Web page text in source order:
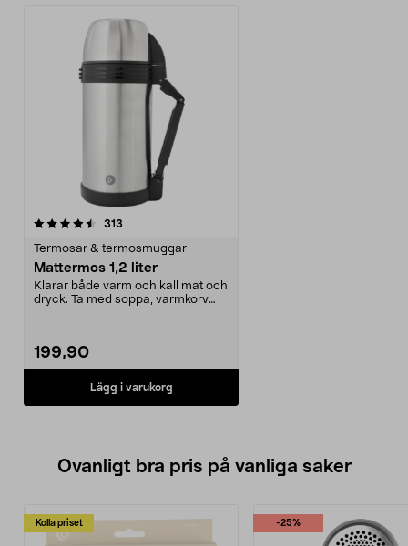
313
Termosar & termosmuggar
Mattermos 1,2 liter
Klarar både varm och kall mat och
dryck. Ta med soppa, varmkorv
199,90
Lägg i varukorg
Ovanligt bra pris på vanliga saker
Kolla priset -25%